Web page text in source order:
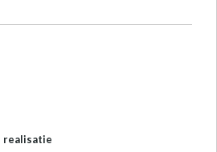
realisatie